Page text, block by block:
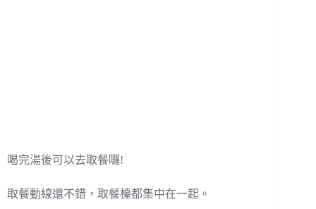
喝完湯後可以去取餐囉!
取餐動線還不錯，取餐檯都集中在一起。